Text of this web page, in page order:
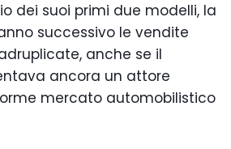
dei suoi primi due modelli, la
successivo le vendite
anche se il
ancora un attore
mercato automobilistico